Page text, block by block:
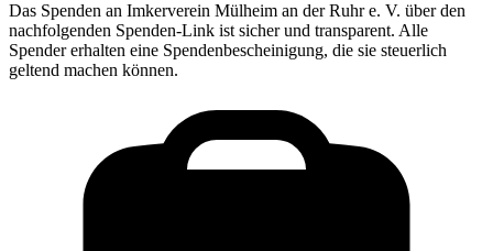
Das Spenden an Imkerverein Mülheim an der Ruhr e. V. über den
nachfolgenden Spenden-Link ist sicher und transparent. Alle
Spender erhalten eine Spendenbescheinigung, die sie steuerlich
geltend machen können.